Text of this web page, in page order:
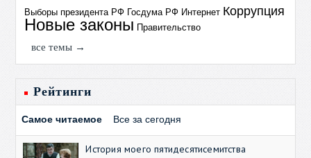
Выборы президента РФ Госдума РФ Интернет Коррупция
Новые законы Правительство
все темы →
Рейтинги
Самое читаемое Все за сегодня
История моего пятидесятисемитства